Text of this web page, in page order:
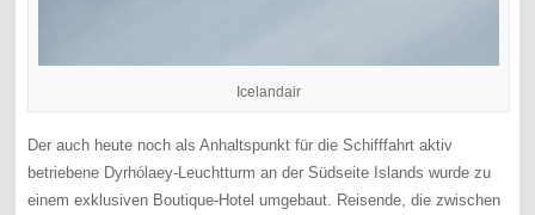
Icelandair
Der auch heute noch als Anhaltspunkt für die Schifffahrt aktiv
betriebene Dyrhólaey-Leuchtturm an der Südseite Islands wurde zu
einem exklusiven Boutique-Hotel umgebaut. Reisende, die zwischen